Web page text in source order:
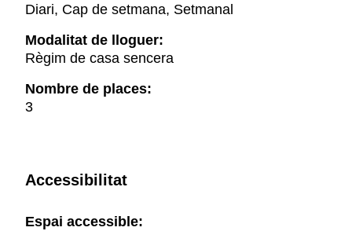
Diari, Cap de setmana, Setmanal
Modalitat de lloguer:
Règim de casa sencera
Nombre de places:
3
Accessibilitat
Espai accessible: